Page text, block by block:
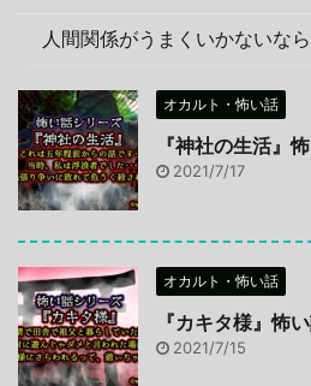
人間関係がうまくいかないな
オカルト・怖い話
『神社の生活』
2021/7/17
オカルト・怖い話
『カキタ様』怖
2021/7/15